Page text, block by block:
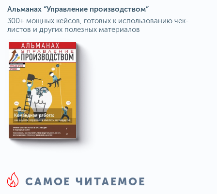
Альманах “Управление производством”
300+ мощных кейсов, готовых к использованию чек-
листов и других полезных материалов
САМОЕ ЧИТАЕМОЕ